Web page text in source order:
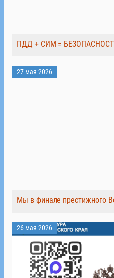
ПДД + СИМ =
27 мая 2026
Мы в финале престижного
26 мая 2026